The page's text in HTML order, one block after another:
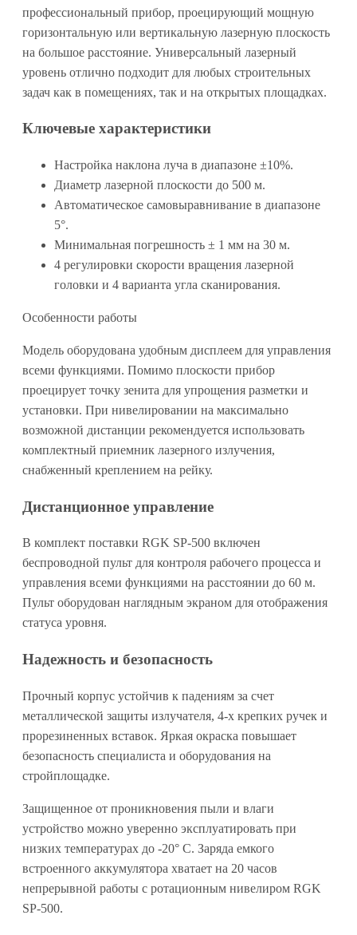
профессиональный прибор, проецирующий мощную
горизонтальную или вертикальную лазерную плоскость
на большое расстояние. Универсальный лазерный
уровень отлично подходит для любых строительных
задач как в помещениях, так и на открытых площадках.
Ключевые характеристики
Настройка наклона луча в диапазоне ±10%.
Диаметр лазерной плоскости до 500 м.
Автоматическое самовыравнивание в диапазоне
5°.
Минимальная погрешность ± 1 мм на 30 м.
4 регулировки скорости вращения лазерной
головки и 4 варианта угла сканирования.
Особенности работы
Модель оборудована удобным дисплеем для управления
всеми функциями. Помимо плоскости прибор
проецирует точку зенита для упрощения разметки и
установки. При нивелировании на максимально
возможной дистанции рекомендуется использовать
комплектный приемник лазерного излучения,
снабженный креплением на рейку.
Дистанционное управление
В комплект поставки RGK SP-500 включен
беспроводной пульт для контроля рабочего процесса и
управления всеми функциями на расстоянии до 60 м.
Пульт оборудован наглядным экраном для отображения
статуса уровня.
Надежность и безопасность
Прочный корпус устойчив к падениям за счет
металлической защиты излучателя, 4-х крепких ручек и
прорезиненных вставок. Яркая окраска повышает
безопасность специалиста и оборудования на
стройплощадке.
Защищенное от проникновения пыли и влаги
устройство можно уверенно эксплуатировать при
низких температурах до -20° C. Заряда емкого
встроенного аккумулятора хватает на 20 часов
непрерывной работы с ротационным нивелиром RGK
SP-500.